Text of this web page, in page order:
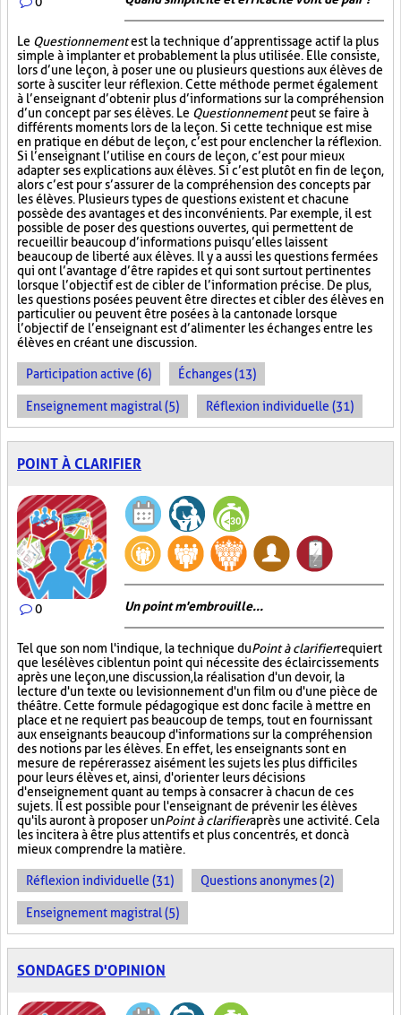
Le Questionnementest la technique d’apprentissage actif la plus
simple à implanter et probablement la plus utilisée. Elle consiste,
lors d’une leçon, à poser une ou plusieurs questions aux élèves de
sorte à susciter leur réflexion. Cette méthode permet également
à l’enseignant d’obtenir plus d’informations sur la compréhension
d’un concept par ses élèves. Le Questionnementpeut se faire à
différents moments lors de la leçon. Si cette technique est mise
en pratique en début de leçon, c’est pour enclencher la réflexion.
Si l’enseignant l’utilise en cours de leçon, c’est pour mieux
adapter ses explications aux élèves. Si c’est plutôt en fin de leçon,
alors c’est pour s’assurer de la compréhension des concepts par
les élèves. Plusieurs types de questions existent et chacune
possède des avantages et des inconvénients. Par exemple, il est
possible de poser des questions ouvertes, qui permettent de
recueillir beaucoup d’informations puisqu’elles laissent
beaucoup de liberté aux élèves. Il y a aussi les questions fermées
qui ont l’avantage d’être rapides et qui sont surtout pertinentes
lorsque l’objectif est de cibler de l’information précise. De plus,
les questions posées peuvent être directes et cibler des élèves en
particulier ou peuvent être posées à la cantonade lorsque
l’objectif de l’enseignant est d’alimenter les échanges entre les
élèves en créant une discussion.
Participation active (6) Échanges (13)
Enseignement magistral (5) Réflexion individuelle (31)
POINT À CLARIFIER
0 Un point m'embrouille...
Tel que son nom l'indique, la technique duPoint à clarifierrequiert
que les élèves ciblent un point qui nécessite des éclaircissements
après une leçon, une discussion, la réalisation d'un devoir, la
lecture d'un texte ou le visionnement d'un film ou d'une pièce de
théâtre. Cette formule pédagogique est donc facile à mettre en
place et ne requiert pas beaucoup de temps, tout en fournissant
aux enseignants beaucoup d'informations sur la compréhension
des notions par les élèves. En effet, les enseignants sont en
mesure de repérer assez aisément les sujets les plus difficiles
pour leurs élèves et, ainsi, d'orienter leurs décisions
d'enseignement quant au temps à consacrer à chacun de ces
sujets. Il est possible pour l'enseignant de prévenir les élèves
qu'ils auront à proposer unPoint à clarifieraprès une activité. Cela
les incitera à être plus attentifs et plus concentrés, et donc à
mieux comprendre la matière.
Réflexion individuelle (31) Questions anonymes (2)
Enseignement magistral (5)
SONDAGES D'OPINION